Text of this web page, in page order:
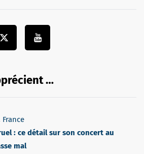
…
France
: ce détail sur son concert au
mal